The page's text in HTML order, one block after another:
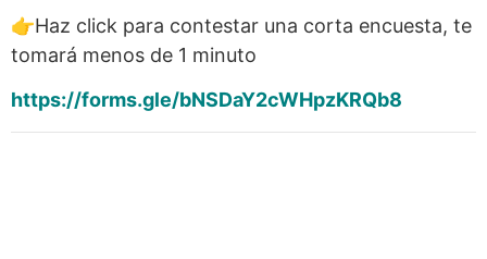
👉Haz click para contestar una corta encuesta, te
tomará menos de 1 minuto
https://forms.gle/bNSDaY2cWHpzKRQb8